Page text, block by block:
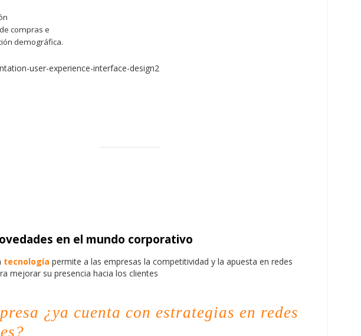
compras e
demográfica.
en el mundo corporativo
tecnología permite a las empresas la competitividad y la apuesta en redes
mejorar su presencia hacia los clientes
¿ya cuenta con estrategias en redes